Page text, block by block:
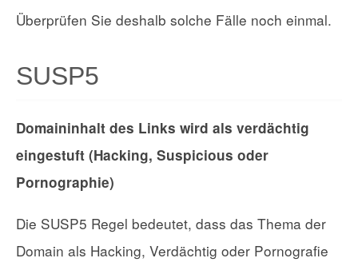
Überprüfen Sie deshalb solche Fälle noch einmal.
SUSP5
Domaininhalt des Links wird als verdächtig
eingestuft (Hacking, Suspicious oder
Pornographie)
Die SUSP5 Regel bedeutet, dass das Thema der
Domain als Hacking, Verdächtig oder Pornografie